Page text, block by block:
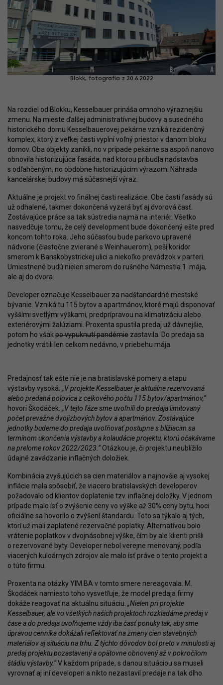
Blokk, fotografia z 30.6.2022
Na rozdiel od Blokku, Kesselbauer prináša omnoho výraznejšiu
zmenu. Na mieste ďalšej administratívnej budovy a susedného
historického domu Kesselbauerovej pekárne vzniká rezidenčný
komplex, ktorý z veľkej časti vyplní voľný priestor v danom bloku
domov. Oba objekty zanikli, no v prípade pekárne sa aspoň nanovo
obnovila historizujúca fasáda, nad ktorou pribudla nadstavba
s odľahčeným, no obdobne historizujúcim výrazom. Náhrada
kancelárskej budovy má súčasnejší výraz.
Aktuálne je projekt vo finálnej časti realizácie. Obe časti fasády sú
už odhalené, takmer dokončená vyzerá byť aj dvorová časť.
Zostávajúce práce sa tak sústredia najmä na interiér. Všetko
nasvedčuje tomu, že celý development bude dokončený ešte pred
koncom tohto roka. Jeho súčasťou bude parkovo upravené
nádvorie (čiastočne zvierané s Weinhauerom), peší koridor
smerom k Banskobystrickej ulici a niekoľko prevádzok v parteri.
Umiestnené budú nielen smerom do rušného Námestia 1. mája,
ale aj do dvora.
Developer označuje Kesselbauer za nadštandardné mestské
bývanie. Vzniká tu 115 bytov a apartmánov, ktoré majú disponovať
vyššími svetlými výškami, predprípravou na klimatizáciu alebo
exteriérovými žalúziami. Proxenta spustila predaj už dávnejšie,
potom ho však po vypuknutí pandémie zastavila. Do predaja sa
jednotky vrátili len celkom nedávno, v priebehu mája.
Predajnosť tak ešte nie je na bratislavské pomery a etapu
výstavby vysoká. „V projekte Kesselbauer je aktuálne rezervovaná
alebo predaná polovica z celkového počtu 115 bytov/apartmánov,“
hovorí Škodáček. „V tejto fáze sme uvoľnili do predaja limitovaný
počet prevažne dvojizbových bytov a apartmánov. Zostávajúce
jednotky budeme do predaja uvoľňovať postupne s blížiacim sa
termínom ukončenia výstavby a kolaudácie projektu, ktorú očakávame
na prelome rokov 2022/2023.“Otázkou je, či projektu neublížilo
údajné zavádzanie inflačných doložiek.
Kombinácia zvyšujúcich sa cien materiálov a najnovšie aj vysokej
inflácie mala spôsobiť, že viacero bratislavských developerov
požadovalo od klientov doplatenie tzv. inflačnej doložky. V jednom
prípade malo ísť o zvýšenie ceny vo výške až 30% ceny bytu, hoci
oficiálne sa hovorilo o zvýšení štandardu. Toto sa týkalo aj tých,
ktorí už mali zaplatené rezervačné poplatky. Alternatívou bolo
vrátenie poplatkov v dvojnásobnej výške, čím by ale klienti prišli
o rezervované byty. Developer nebol verejne menovaný, podľa
viacerých kuloárnych zdrojov ale malo ísť práve o tento projekt a
o túto firmu.
Proxenta na otázky YIM.BA v tomto smere nereagovala. M.
Škodáček namiesto toho vysvetľuje, že model predaja firmy
dokáže reagovať na aktuálnu situáciu. „Nielen pri projekte
Kesselbauer, ale vo všetkých našich projektoch rozkladáme predaj v
čase a do predaja uvoľňujeme vždy iba časť ponuky tak, aby sme
úpravou cenníka dokázali reflektovať na zmeny cien stavebných
materiálov aj situáciu na trhu. Z týchto dôvodov bol preto v minulosti aj
predaj projektu pozastavený a opätovne obnovený až v pokročilom
štádiu výstavby.“V každom prípade, s danou situáciou sa museli
vyrovnať aj iní developeri a nikto nezastavil predaje na tak dlho.